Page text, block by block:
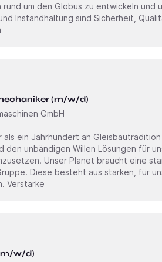
um den Globus zu entwickeln und
Instandhaltung sind Sicherheit,
(m/w/d)
GmbH
den unbändigen Willen Lösungen für
Unser Planet braucht eine
Diese besteht aus starken, für
Mitarbeitenden und Partnern. Verstärke
w/d)